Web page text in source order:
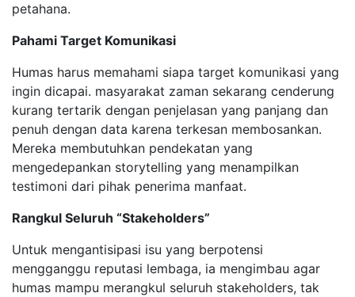
petahana.
Pahami Target Komunikasi
Humas harus memahami siapa target komunikasi yang
ingin dicapai. masyarakat zaman sekarang cenderung
kurang tertarik dengan penjelasan yang panjang dan
penuh dengan data karena terkesan membosankan.
Mereka membutuhkan pendekatan yang
mengedepankan storytelling yang menampilkan
testimoni dari pihak penerima manfaat.
Rangkul Seluruh “Stakeholders”
Untuk mengantisipasi isu yang berpotensi
mengganggu reputasi lembaga, ia mengimbau agar
humas mampu merangkul seluruh stakeholders, tak